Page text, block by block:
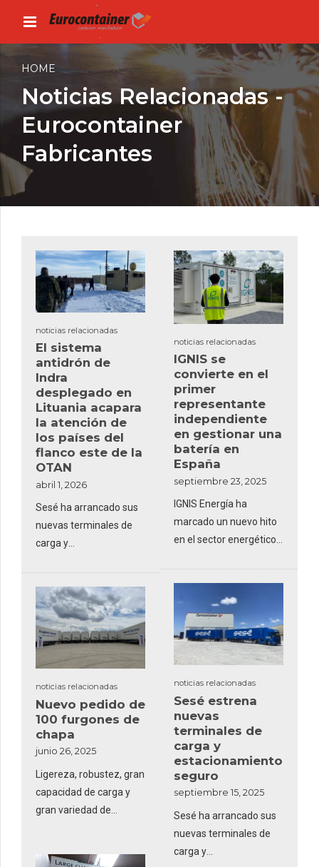
HOME
Noticias Relacionadas -
Eurocontainer
Fabricantes
noticias relacionadas
El sistema
antidrón de
Indra
desplegado en
Lituania acapara
la atención de
los países del
flanco este de la
OTAN
abril 1, 2026
Sesé ha arrancado sus
nuevas terminales de
carga y
noticias relacionadas
IGNIS se
convierte en el
primer
representante
independiente
en gestionar una
batería en
España
septiembre 23, 2025
IGNIS Energía ha
marcado un nuevo hito
en el sector energético
independiente de
mercado en gestionar
una batería en el país.
noticias relacionadas
Sesé estrena
nuevas
terminales de
carga y
estacionamiento
seguro
septiembre 15, 2025
Sesé ha arrancado sus
nuevas terminales de
carga y
noticias relacionadas
Nuevo pedido de
100 furgones de
chapa
junio 26, 2025
Ligereza, robustez, gran
capacidad de carga y
gran variedad de